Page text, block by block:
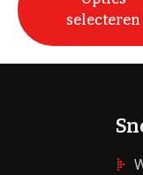
selecteren